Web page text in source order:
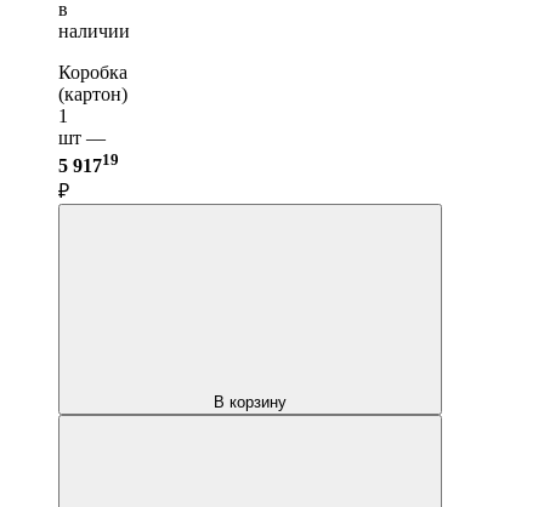
в
наличии
Коробка
(картон)
1
шт —
5 91719
₽
В корзину